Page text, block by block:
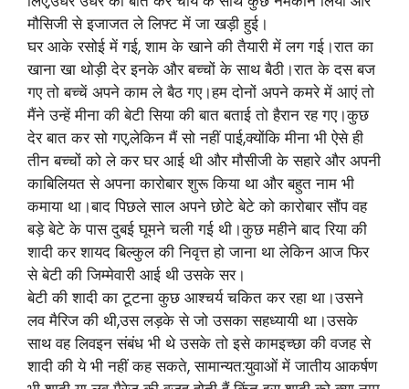
मौसिजी से इजाजत ले लिफ्ट में जा खड़ी हुई।
घर आके रसोई में गई, शाम के खाने की तैयारी में लग गई।रात का
खाना खा थोड़ी देर इनके और बच्चों के साथ बैठी।रात के दस बज
गए तो बच्चें अपने काम ले बैठ गए।हम दोनों अपने कमरे में आएं तो
मैंने उन्हें मीना की बेटी सिया की बात बताई तो हैरान रह गए।कुछ
देर बात कर सो गए,लेकिन मैं सो नहीं पाई,क्योंकि मीना भी ऐसे ही
तीन बच्चों को ले कर घर आई थी और मौसीजी के सहारे और अपनी
काबिलियत से अपना कारोबार शुरू किया था और बहुत नाम भी
कमाया था।बाद पिछले साल अपने छोटे बेटे को कारोबार सौंप वह
बड़े बेटे के पास दुबई घूमने चली गई थी।कुछ महीने बाद रिया की
शादी कर शायद बिल्कुल की निवृत्त हो जाना था लेकिन आज फिर
से बेटी की जिम्मेवारी आई थी उसके सर।
बेटी की शादी का टूटना कुछ आश्चर्य चकित कर रहा था।उसने
लव मैरिज की थी,उस लड़के से जो उसका सहध्यायी था।उसके
साथ वह लिवइन संबंध भी थे उसके तो इसे कामइच्छा की वजह से
शादी की ये भी नहीं कह सकते, सामान्यत:युवाओं में जातीय आकर्षण